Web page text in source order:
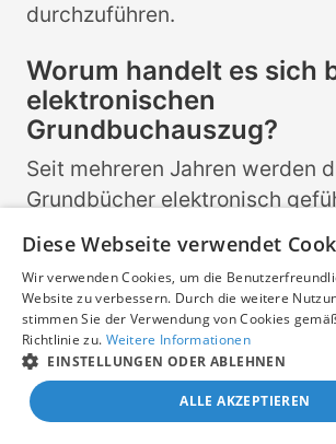
durchzuführen.
Worum handelt es sich
elektronischen
Grundbuchauszug?
Seit mehreren Jahren werden
Grundbücher elektronisch
können auch elektronisch
werden. Der elektronische
nur speziellen Berufsgruppen
und anderen gestattet, die im
dienstlichen Aufgaben
in das Grundbuch nehmen. Ein
Zugangsweg für interessierte
Diese Webseite verwendet
Wir verwenden Cookies, um die
Website zu verbessern. Durch die weitere
stimmen Sie der Verwendung von Cookies
Richtlinie zu. Weitere Informationen
EINSTELLUNGEN ODER ABLEHNEN
ALLE AKZEPTIEREN